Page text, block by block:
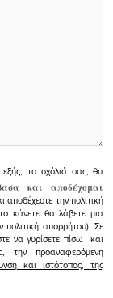
τα σχόλιά σας, θα
και αποδέχομαι
αποδέχεστε την πολιτική
κάνετε θα λάβετε μια
πολιτική απορρήτου). Σε
να γυρίσετε πίσω και
την προαναφερόμενη
και ιστότοπος, της